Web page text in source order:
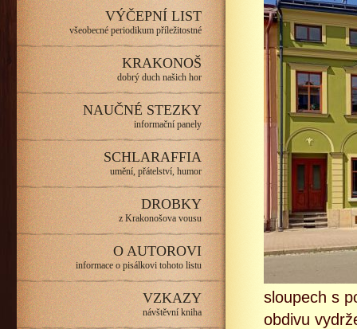
VÝČEPNÍ LIST
všeobecné periodikum příležitostné
KRAKONOŠ
dobrý duch našich hor
NAUČNÉ STEZKY
informační panely
SCHLARAFFIA
umění, přátelství, humor
DROBKY
z Krakonošova vousu
O AUTOROVI
informace o pisálkovi tohoto listu
VZKAZY
návštěvní kniha
sloupech s
obdivu